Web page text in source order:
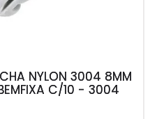
NYLON 3004 8MM
C/10 - 3004